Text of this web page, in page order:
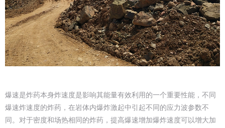
爆速是炸药本身炸速度是影响其能量有效利用的一个重要性能，不同
爆速炸速度的炸药，在岩体内爆炸激起中引起不同的应力波参数不
同。对于密度和场热相同的炸药，提高爆速增加爆炸速度可以增大加